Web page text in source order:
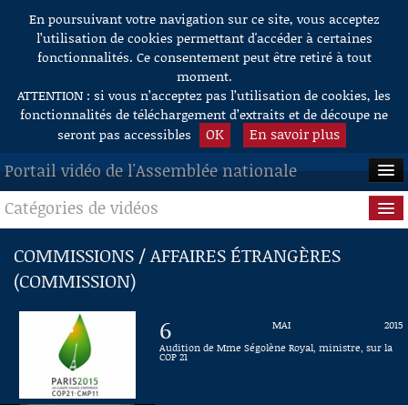
Aller au contenu
En poursuivant votre navigation sur ce site, vous acceptez
l’utilisation de cookies permettant d'accéder à certaines
fonctionnalités. Ce consentement peut être retiré à tout
moment.
ATTENTION : si vous n’acceptez pas l’utilisation de cookies, les
fonctionnalités de téléchargement d’extraits et de découpe ne
seront pas accessibles
OK En savoir plus
Portail vidéo de l'Assemblée nationale
ACCUEIL
EN DIRECT
À LA DEMANDE
RECHERCHE
AIDE À LA DÉCOUPE
DE VIDÉOS
Catégories de vidéos
Séance publique
Questions au Gouvernement
Commissions
Présidence
COMMISSIONS / AFFAIRES ÉTRANGÈRES
(COMMISSION)
6 MAI
2015
Audition de Mme Ségolène Royal, ministre, sur la
COP 21